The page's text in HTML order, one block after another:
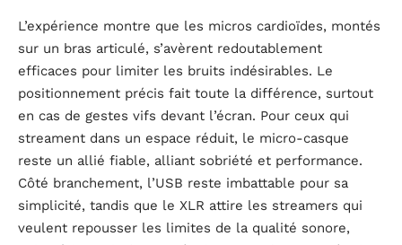
L’expérience montre que les micros cardioïdes, montés
sur un bras articulé, s’avèrent redoutablement
efficaces pour limiter les bruits indésirables. Le
positionnement précis fait toute la différence, surtout
en cas de gestes vifs devant l’écran. Pour ceux qui
streament dans un espace réduit, le micro-casque
reste un allié fiable, alliant sobriété et performance.
Côté branchement, l’USB reste imbattable pour sa
simplicité, tandis que le XLR attire les streamers qui
veulent repousser les limites de la qualité sonore,